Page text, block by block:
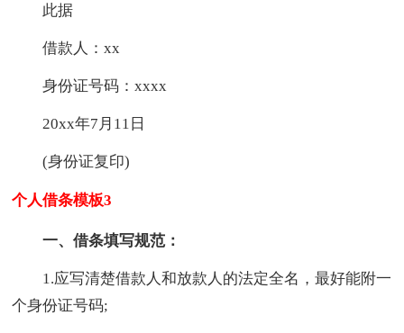
此据
借款人：xx
身份证号码：xxxx
20xx年7月11日
(身份证复印)
个人借条模板3
一、借条填写规范：
1.应写清楚借款人和放款人的法定全名，最好能附一
个身份证号码;